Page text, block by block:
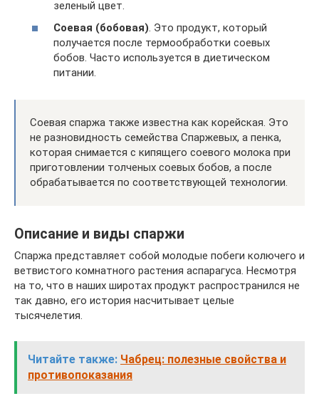
зеленый цвет.
Соевая (бобовая). Это продукт, который
получается после термообработки соевых
бобов. Часто используется в диетическом
питании.
Соевая спаржа также известна как корейская. Это
не разновидность семейства Спаржевых, а пенка,
которая снимается с кипящего соевого молока при
приготовлении толченых соевых бобов, а после
обрабатывается по соответствующей технологии.
Описание и виды спаржи
Спаржа представляет собой молодые побеги колючего и
ветвистого комнатного растения аспарагуса. Несмотря
на то, что в наших широтах продукт распространился не
так давно, его история насчитывает целые
тысячелетия.
Читайте также: Чабрец: полезные свойства и
противопоказания